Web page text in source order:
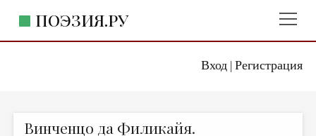
Вход| Регистрация
ПОЭЗИЯ.РУ
Винченцо да Филикайя.